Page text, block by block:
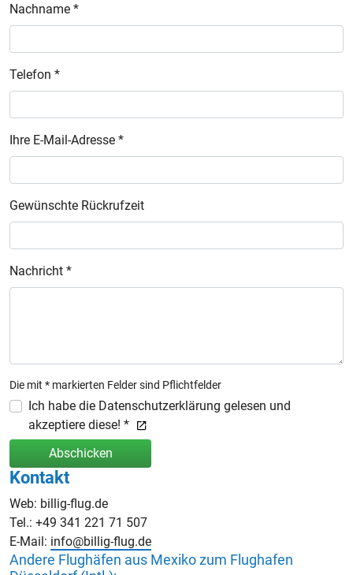
Nachname *
Telefon *
Ihre E-Mail-Adresse *
Gewünschte Rückrufzeit
Nachricht *
Die mit * markierten Felder sind Pflichtfelder
Ich habe die Datenschutzerklärung gelesen und
akzeptiere diese! *
Abschicken
Kontakt
Web: billig-flug.de
Tel.: +49 341 221 71 507
E-Mail: info@billig-flug.de
Andere Flughäfen aus Mexiko zum Flughafen